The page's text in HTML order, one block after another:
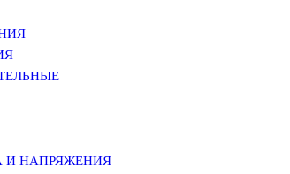
И НАПРЯЖЕНИЯ